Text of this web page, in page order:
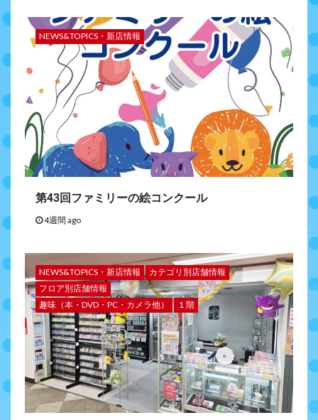
NEWS&TOPICS・新店情報
第43回ファミリーの絵コンクール
4週間 ago
NEWS&TOPICS・新店情報
カテゴリ別店舗情報
フロア別店舗情報
趣味（本・DVD・PC・カメラ他）
１階